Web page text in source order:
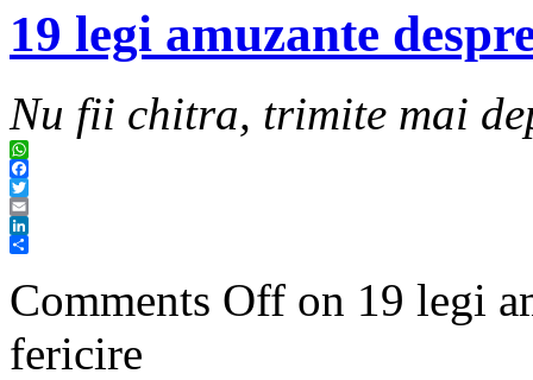
19 legi amuzante
Nu fii chitra, trimite mai
WhatsApp
Facebook
Twitter
Email
LinkedIn
Comments Off on 19 legi
fericire